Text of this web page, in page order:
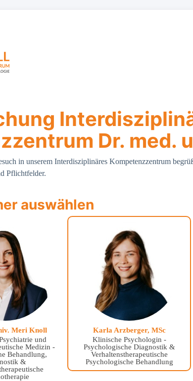
Dr. med.
in unserem Interdisziplinäres Kompetenzzentrum
Pflichtfelder.
auswählen
Meri Knoll
und
Medizin -
Behandlung,
&
Karla Arzberger, MSc
Klinische Psychologin -
Psychologische Diagnostik &
Verhaltenstherapeutische
Psychologische Behandlung